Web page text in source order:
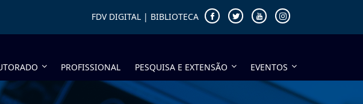
FDV DIGITAL | BIBLIOTECA
PROFISSIONAL PESQUISA E EXTENSÃO EVENTOS